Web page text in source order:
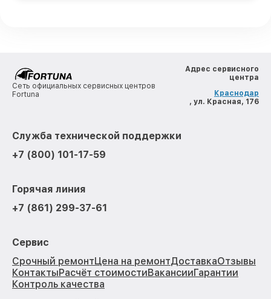
Сеть официальных сервисных центров
Fortuna
Адрес сервисного
центра
Краснодар
, ул. Красная, 176
Служба технической поддержки
+7 (800) 101-17-59
Горячая линия
+7 (861) 299-37-61
Сервис
Срочный ремонтЦена на ремонтДоставкаОтзывы
КонтактыРасчёт стоимостиВакансииГарантии
Контроль качества